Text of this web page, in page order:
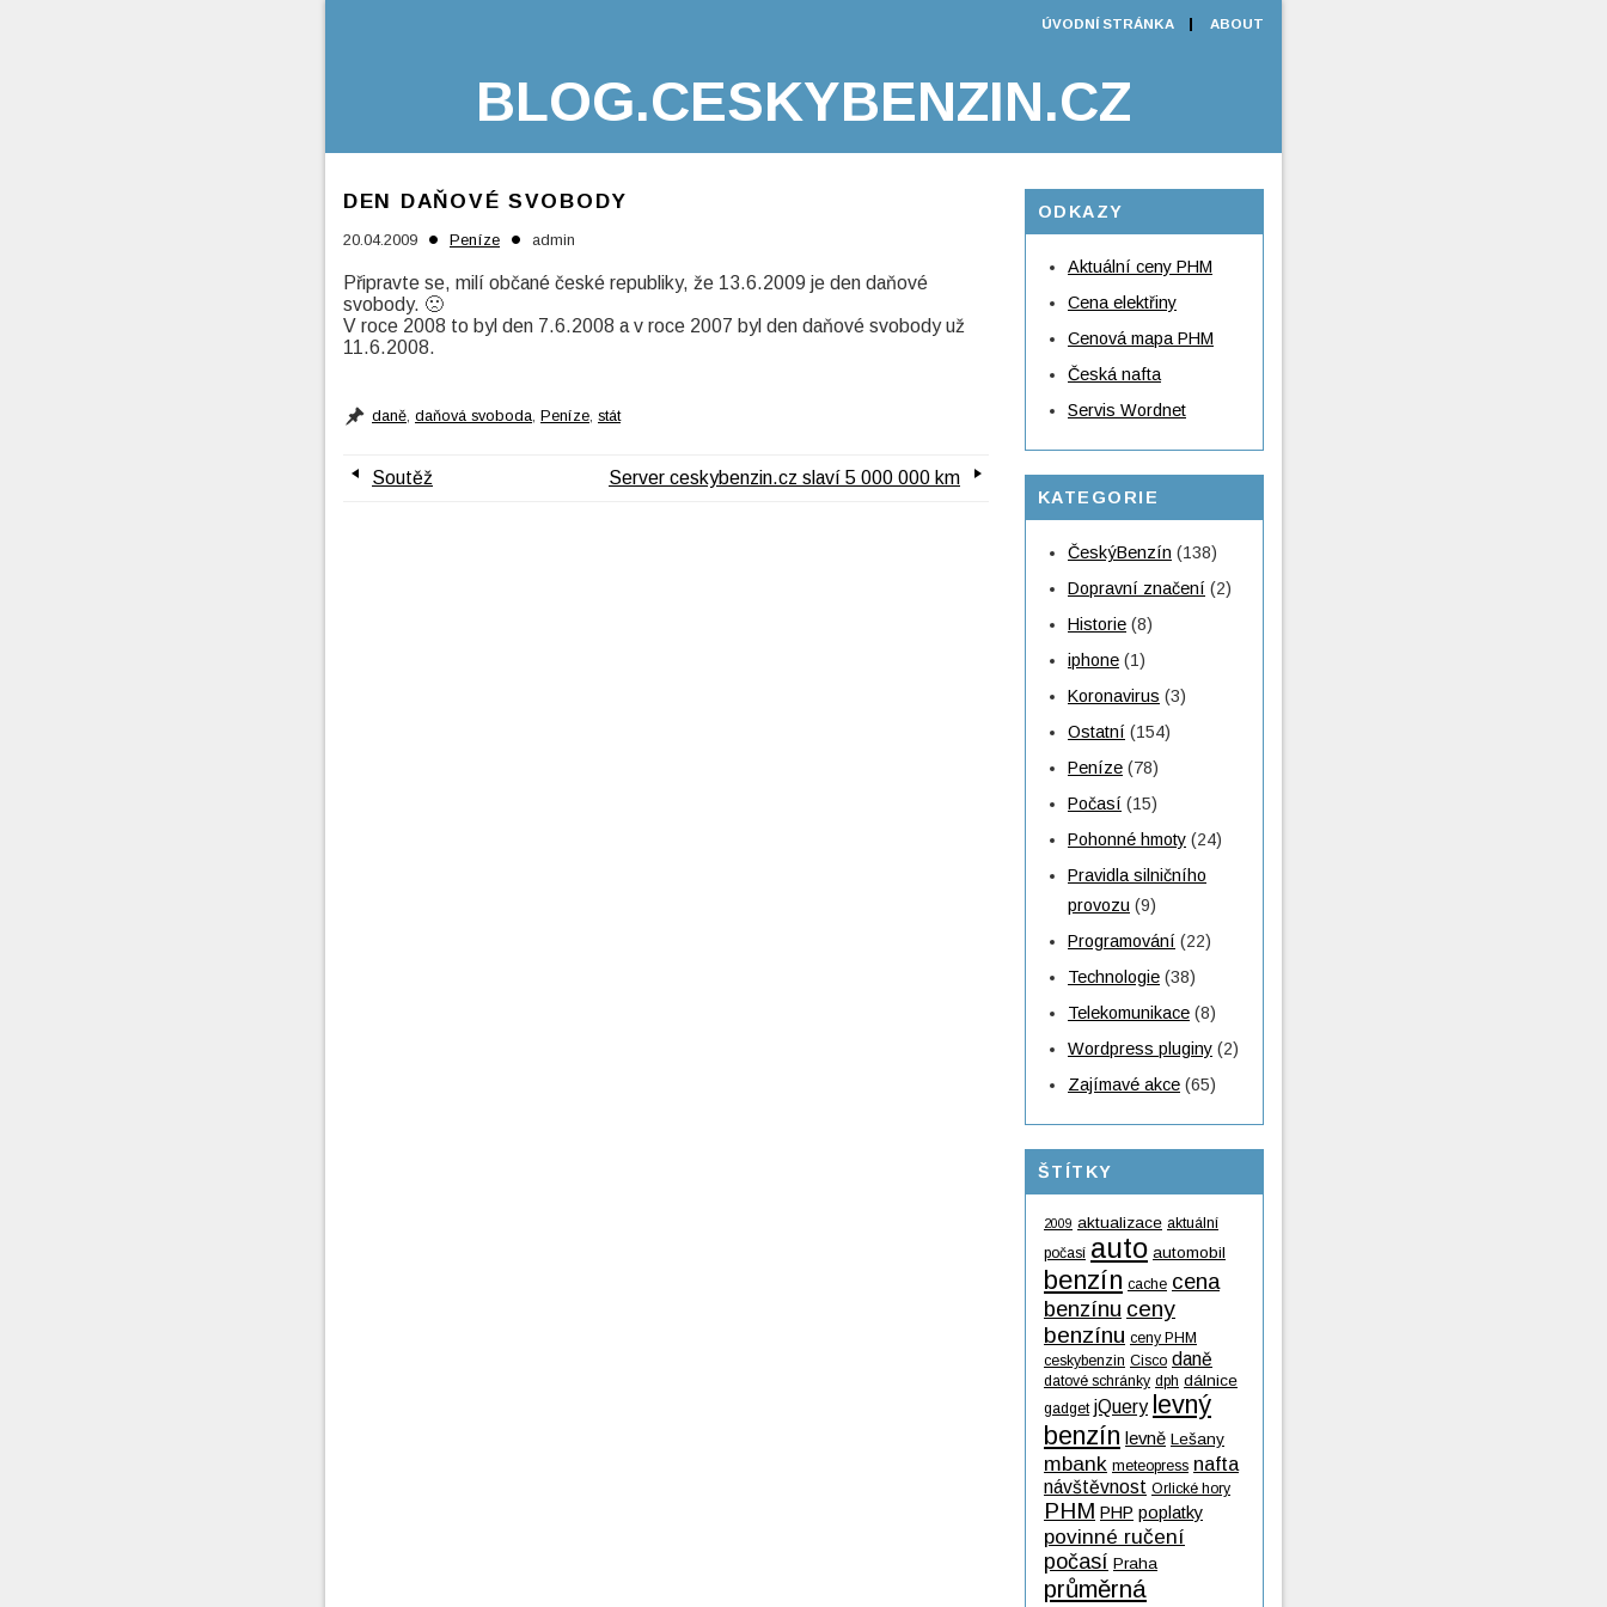
ÚVODNÍ STRÁNKA ABOUT
BLOG.CESKYBENZIN.CZ
DEN DAŇOVÉ SVOBODY
20.04.2009 • Peníze • admin
Připravte se, milí občané české republiky, že 13.6.2009 je den daňové
svobody. 🙁
V roce 2008 to byl den 7.6.2008 a v roce 2007 byl den daňové svobody už
11.6.2008.
daně, daňová svoboda, Peníze, stát
Soutěž Server ceskybenzin.cz slaví 5 000 000 km
ODKAZY
Aktuální ceny PHM
Cena elektřiny
Cenová mapa PHM
Česká nafta
Servis Wordnet
KATEGORIE
ČeskýBenzín (138)
Dopravní značení (2)
Historie (8)
iphone (1)
Koronavirus (3)
Ostatní (154)
Peníze (78)
Počasí (15)
Pohonné hmoty (24)
Pravidla silničního
provozu (9)
Programování (22)
Technologie (38)
Telekomunikace (8)
Wordpress pluginy (2)
Zajímavé akce (65)
ŠTÍTKY
2009 aktualizace aktuální
počasí auto automobil
benzín cache cena
benzínu ceny
benzínu ceny PHM
ceskybenzin Cisco daně
datové schránky dph dálnice
gadget jQuery levný
benzín levně Lešany
mbank meteopress nafta
návštěvnost Orlické hory
PHM PHP poplatky
povinné ručení
počasí Praha
průměrná